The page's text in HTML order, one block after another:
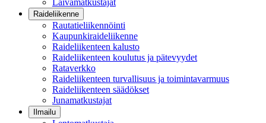
Laivamatkustajat
Raideliikenne
Rautatieliikennöinti
Kaupunkiraideliikenne
Raideliikenteen kalusto
Raideliikenteen koulutus ja pätevyydet
Rataverkko
Raideliikenteen turvallisuus ja toimintavarmuus
Raideliikenteen säädökset
Junamatkustajat
Ilmailu